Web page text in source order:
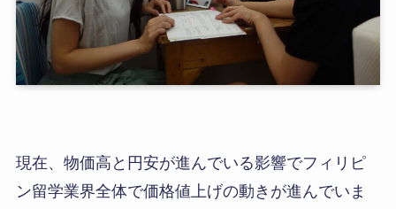
現在、物価高と円安が進んでいる影響でフィリピ
ン留学業界全体で価格値上げの動きが進んでいま